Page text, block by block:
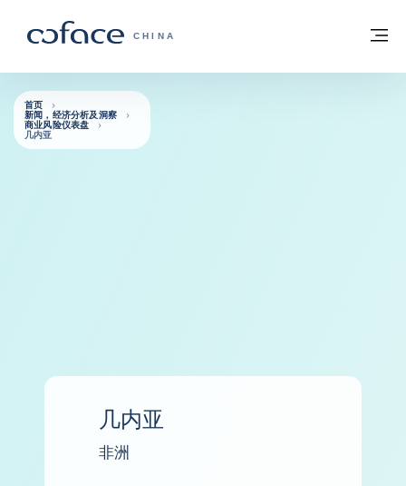
科法斯：携手共创安全贸易 - 首页
CHINA
返回首页
首页
新闻，经济分析及洞察
商业风险仪表盘
几内亚
几内亚
非洲